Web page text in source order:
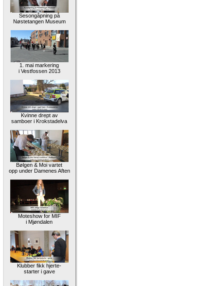
Sesongåpning på
Nøstetangen Museum
1. mai markering
i Vestfossen 2013
Kvinne drept av
samboer i Krokstadelva
Bølgen & Moi vartet
opp under Damenes Aften
Moteshow for MIF
i Mjøndalen
Klubber fikk hjerte-
starter i gave